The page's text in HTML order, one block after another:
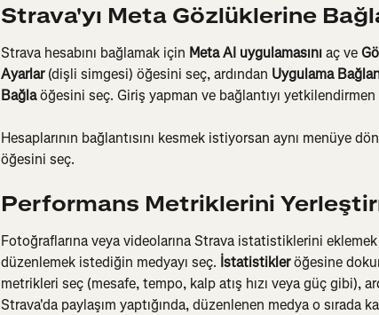
Strava'yı Meta Gözlüklerine
Strava hesabını bağlamak için Meta AI uygulamasını aç ve
Ayarlar (dişli simgesi) öğesini seç, ardından Uygulama
Bağla öğesini seç. Giriş yapman ve bağlantıyı
Hesaplarının bağlantısını kesmek istiyorsan aynı menüye
öğesini seç.
Performans Metriklerini
Fotoğraflarına veya videolarına Strava istatistiklerini
düzenlemek istediğin medyayı seç. İstatistikler öğesine
metrikleri seç (mesafe, tempo, kalp atış hızı veya güç gibi),
Strava'da paylaşım yaptığında, düzenlenen medya o